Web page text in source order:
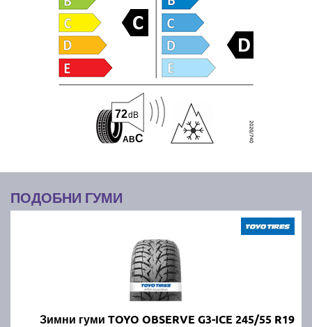
ABC
72dB
ПОДОБНИ ГУМИ
Зимни гуми TOYO OBSERVE G3-ICE 245/55 R19